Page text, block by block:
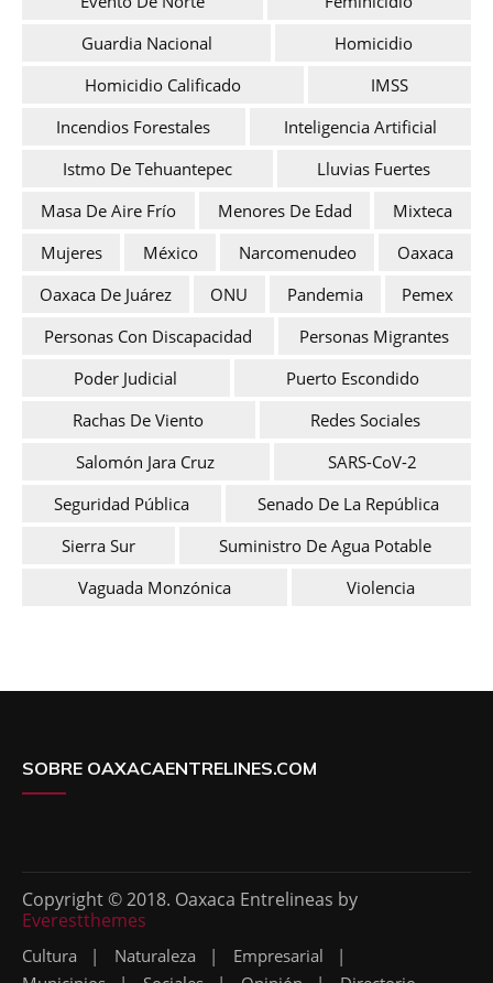
Guardia Nacional
Homicidio
Homicidio Calificado
IMSS
Incendios Forestales
Inteligencia Artificial
Istmo De Tehuantepec
Lluvias Fuertes
Masa De Aire Frío
Menores De Edad
Mixteca
Mujeres
México Narcomenudeo
Oaxaca
Oaxaca De Juárez
ONU Pandemia
Pemex
Personas Con Discapacidad
Personas Migrantes
Poder Judicial
Puerto Escondido
Rachas De Viento
Redes Sociales
Salomón Jara Cruz
SARS-CoV-2
Seguridad Pública
Senado De La República
Sierra Sur
Suministro De Agua Potable
Vaguada Monzónica
Violencia
SOBRE OAXACAENTRELINES.COM
Copyright © 2018. Oaxaca Entrelineas by
Everestthemes
Cultura Naturaleza
Empresarial